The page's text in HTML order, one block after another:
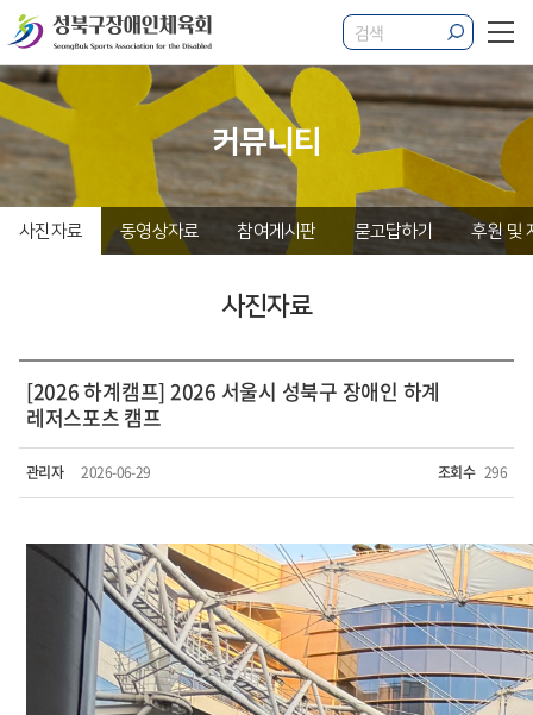
커뮤니티
사진자료 동영상자료 참여게시판 묻고답하기 후원 및
사진자료
[2026 하계캠프] 2026 서울시 성북구 장애인 하계
레저스포츠 캠프
관리자 2026-06-29 조회수 296